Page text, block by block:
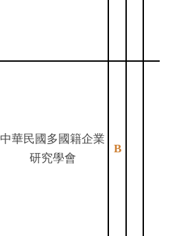
中華民國多國籍企業
研究學會
B